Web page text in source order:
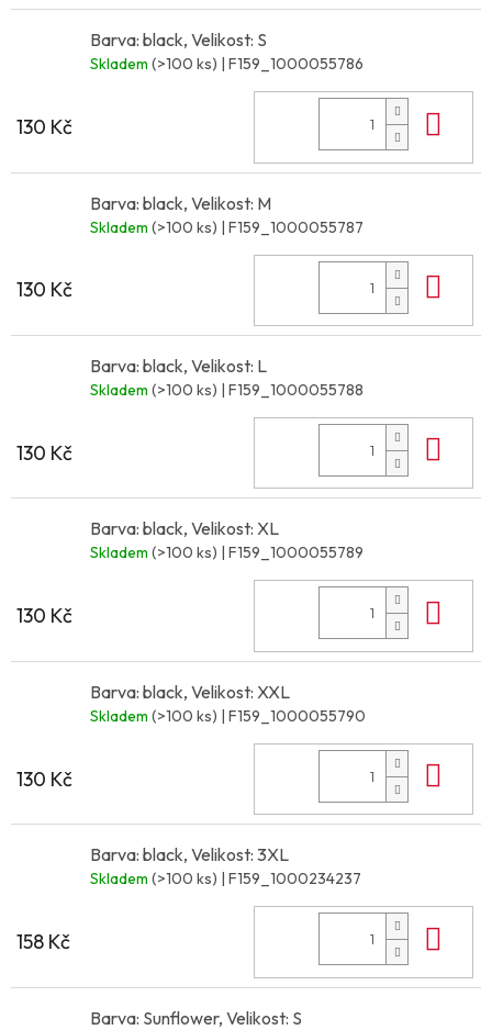
Barva: black, Velikost: S
Skladem (>100 ks) | F159_1000055786
130 Kč
Barva: black, Velikost: M
Skladem (>100 ks) | F159_1000055787
130 Kč
Barva: black, Velikost: L
Skladem (>100 ks) | F159_1000055788
130 Kč
Barva: black, Velikost: XL
Skladem (>100 ks) | F159_1000055789
130 Kč
Barva: black, Velikost: XXL
Skladem (>100 ks) | F159_1000055790
130 Kč
Barva: black, Velikost: 3XL
Skladem (>100 ks) | F159_1000234237
158 Kč
Barva: Sunflower, Velikost: S